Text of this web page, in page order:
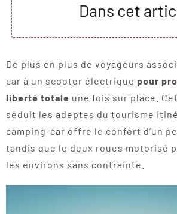
Dans cet
De plus en plus de voyageurs
car à un scooter électrique pour
liberté totale une fois sur place.
séduit les adeptes du tourisme
camping-car offre le confort d’un
tandis que le deux roues motorisé
les environs sans contrainte.